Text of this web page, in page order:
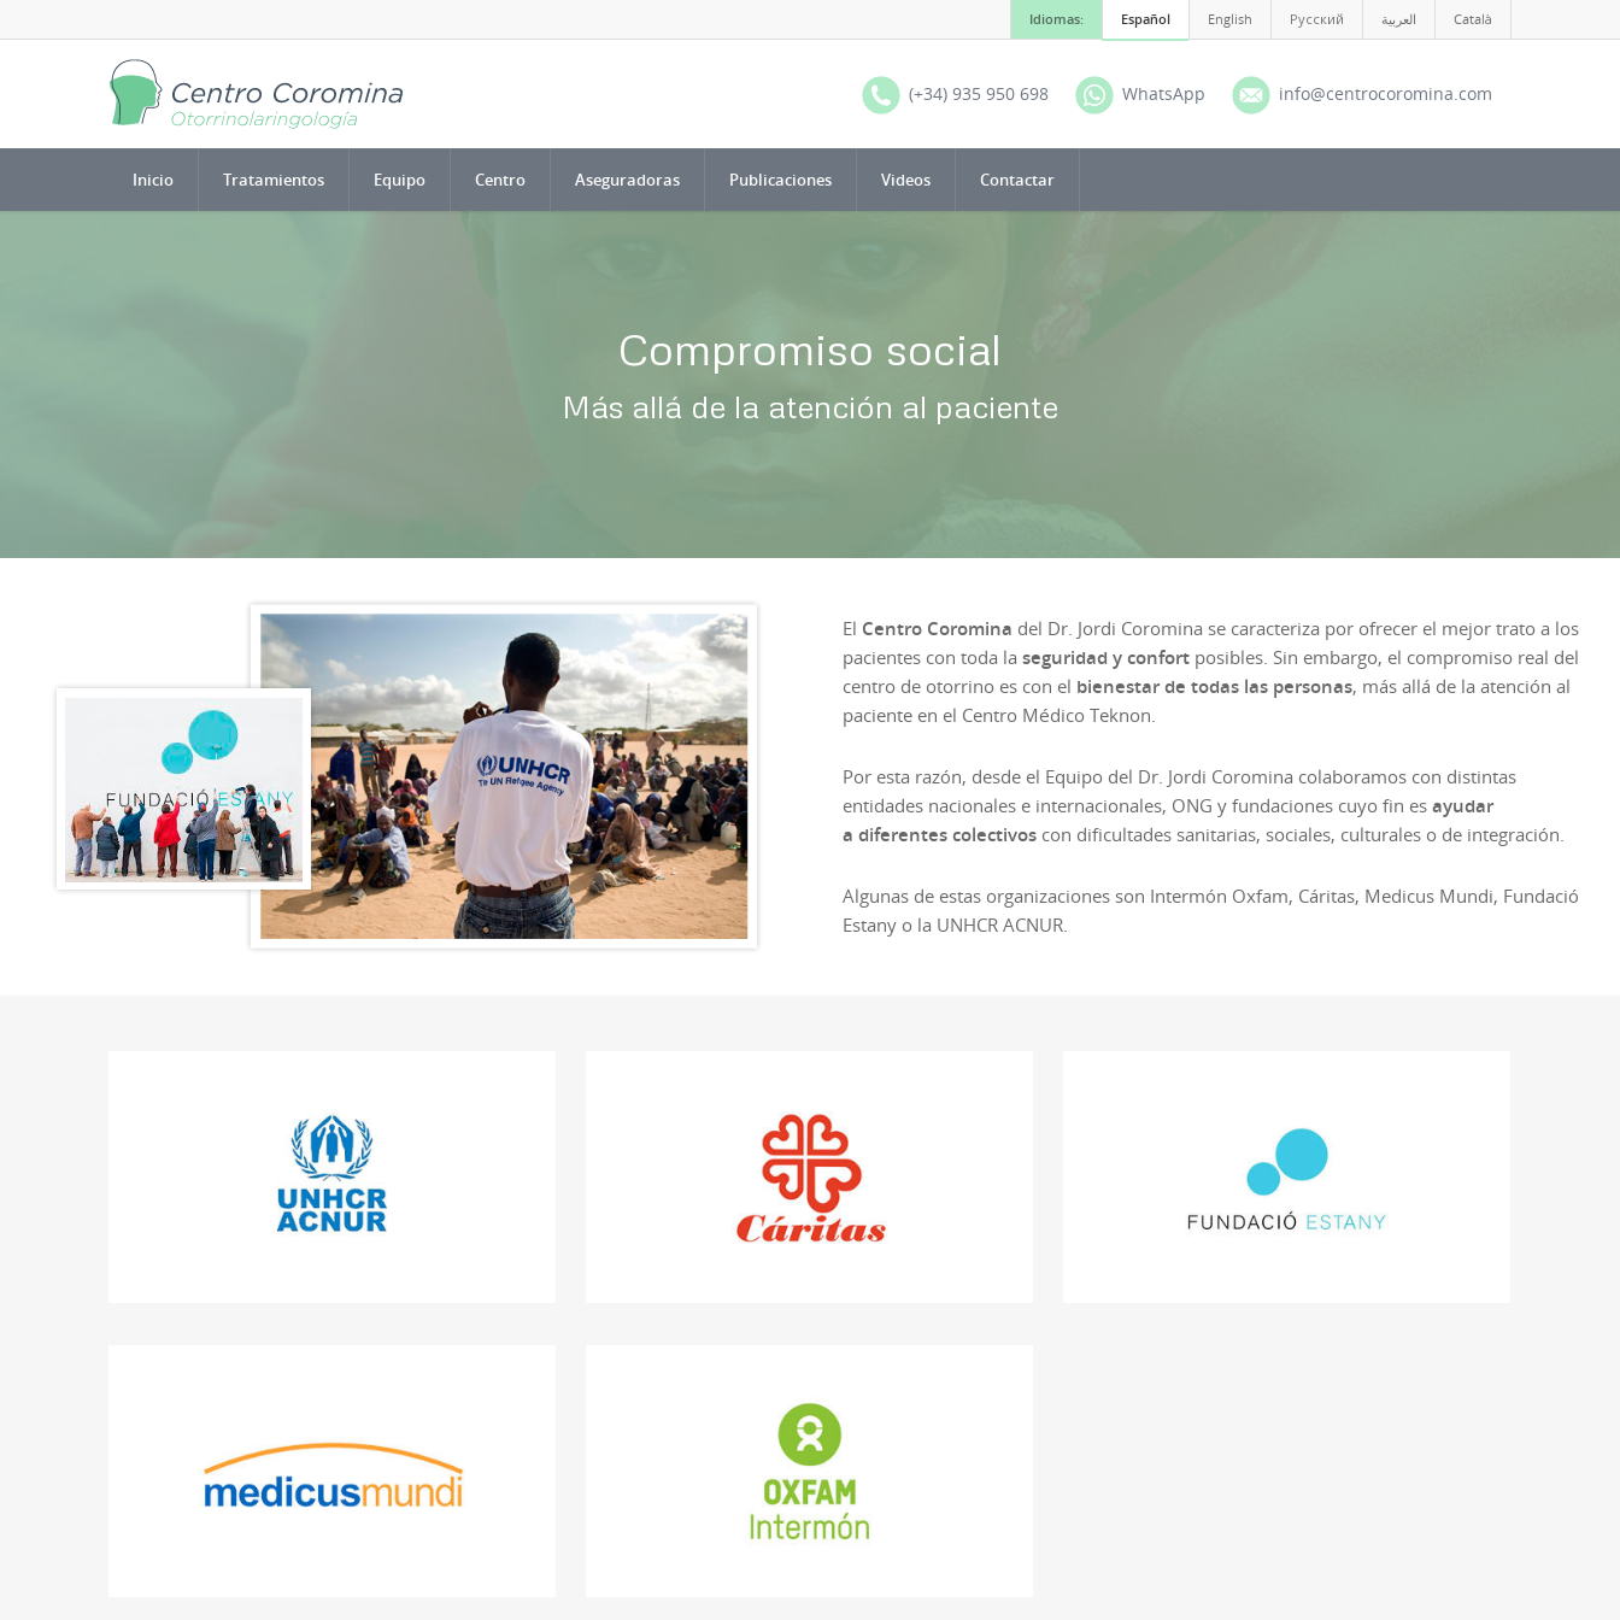
Idiomas: Español English Русский العربية Català
(+34) 935 950 698 WhatsApp info@centrocoromina.com
Inicio Tratamientos Equipo Centro Aseguradoras Publicaciones Videos Contactar
Compromiso social
Más allá de la atención al paciente
El Centro Coromina del Dr. Jordi Coromina se caracteriza por ofrecer el mejor trato a los
pacientes con toda la seguridad y confortposibles. Sin embargo, el compromiso real del
centro de otorrino es con el bienestar de todas las personas, más allá de la atención al
paciente en el Centro Médico Teknon.
Por esta razón, desde el Equipo del Dr. Jordi Coromina colaboramos con distintas
entidades nacionales e internacionales, ONG y fundaciones cuyo fin es ayudar
a diferentes colectivoscon dificultades sanitarias, sociales, culturales o de integración.
Algunas de estas organizaciones son Intermón Oxfam, Cáritas, Medicus Mundi, Fundació
Estany o la UNHCR ACNUR.